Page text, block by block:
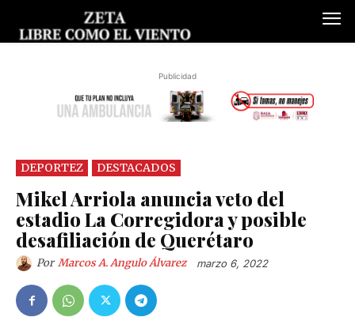
Publicidad
DEPORTEZ DESTACADOS
Mikel Arriola anuncia veto del
estadio La Corregidora y posible
desafiliación de Querétaro
Por Marcos A. Angulo Álvarez marzo 6, 2022